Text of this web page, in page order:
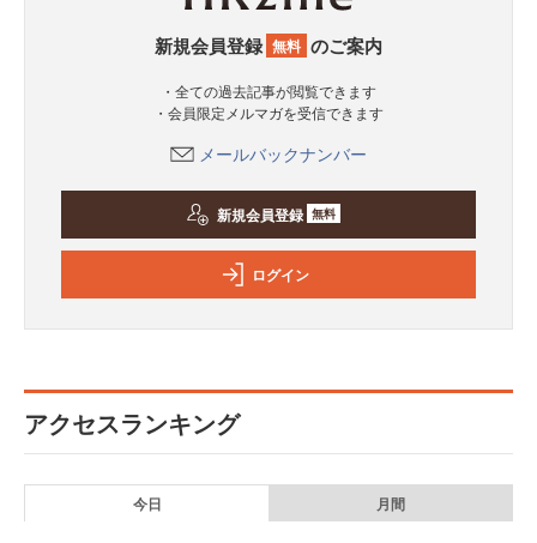
新規会員登録 無料 のご案内
・全ての過去記事が閲覧できます
・会員限定メルマガを受信できます
メールバックナンバー
新規会員登録 無料
ログイン
アクセスランキング
今日 月間